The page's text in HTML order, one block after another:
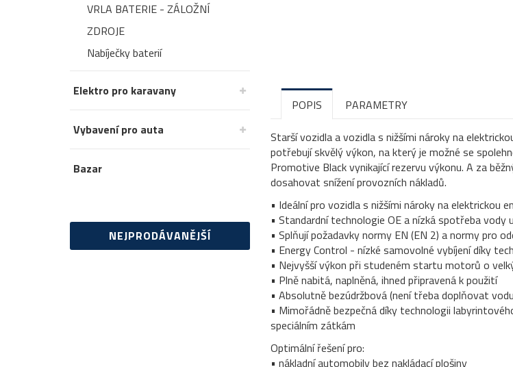
VRLA BATERIE - ZÁLOŽNÍ
ZDROJE
Nabíječky baterií
Elektro pro karavany
Vybavení pro auta
Bazar
NEJPRODÁVANĚJŠÍ
POPIS
PARAMETRY
Starší vozidla a vozidla s nižšími nároky na
potřebují skvělý výkon, na který je možné se
Promotive Black vynikající rezervu výkonu. A za
dosahovat snížení provozních nákladů.
• Ideální pro vozidla s nižšími nároky na elektrickou
• Standardní technologie OE a nízká spotřeba vody
• Splňují požadavky normy EN (EN 2) a normy pro
• Energy Control - nízké samovolné vybíjení díky
• Nejvyšší výkon při studeném startu motorů o
• Plně nabitá, naplněná, ihned připravená k použití
• Absolutně bezúdržbová (není třeba doplňovat
• Mimořádně bezpečná díky technologii
speciálním zátkám
Optimální řešení pro:
• nákladní automobily bez nakládací plošiny